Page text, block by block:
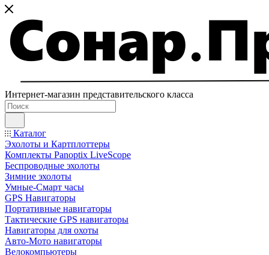
Интернет-магазин представительского класса
Каталог
Эхолоты и Картплоттеры
Комплекты Panoptix LiveScope
Беспроводные эхолоты
Зимние эхолоты
Умные-Смарт часы
GPS Навигаторы
Портативные навигаторы
Тактические GPS навигаторы
Навигаторы для охоты
Авто-Мото навигаторы
Велокомпьютеры